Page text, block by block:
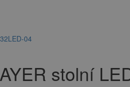
04
stolní